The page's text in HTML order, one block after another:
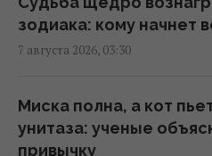
Ученые нашли
керамике возрастом
Атака дронов на
зодиака: кому начнет
7 августа 2026, 03:30
Миска полна, а кот
унитаза: ученые
привычку